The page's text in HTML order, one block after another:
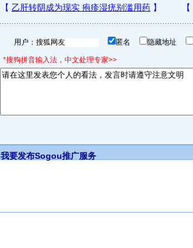
用户： 匿名 隐藏地址
*搜狗拼音输入法，中文处理专家>>
我要发布Sogou推广服务